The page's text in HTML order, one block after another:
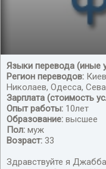
Языки перевода (иные
Регион переводов:
Николаев, Одесса,
Зарплата (стоимость
Опыт работы: 10лет
Образование: высшее
Пол: муж
Возраст: 33
Здравствуйте я